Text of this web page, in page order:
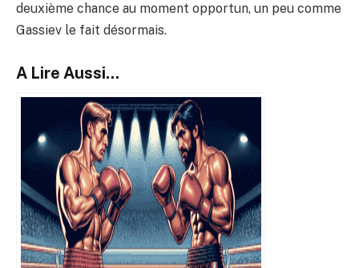
deuxième chance au moment opportun, un peu comme
Gassiev le fait désormais.
A Lire Aussi...